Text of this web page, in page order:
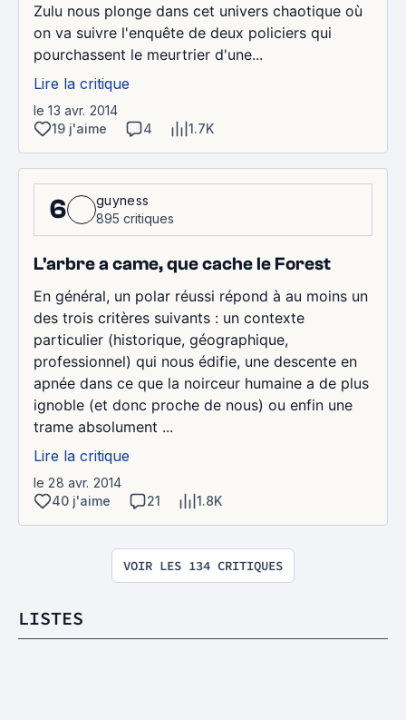
Zulu nous plonge dans cet univers chaotique où
on va suivre l'enquête de deux policiers qui
pourchassent le meurtrier d'une...
Lire la critique
le 13 avr. 2014
19 j'aime
4 1.7K
6
guyness
895 critiques
L'arbre a came, que cache le Forest
En général, un polar réussi répond à au moins un
des trois critères suivants : un contexte
particulier (historique, géographique,
professionnel) qui nous édifie, une descente en
apnée dans ce que la noirceur humaine a de plus
ignoble (et donc proche de nous) ou enfin une
trame absolument ...
Lire la critique
le 28 avr. 2014
40 j'aime
21 1.8K
VOIR LES 134 CRITIQUES
LISTES